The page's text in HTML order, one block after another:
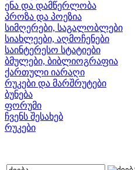
ენა და დამწერლობა
პროზა და პოეზია
სიმღერები, საგალობლები
სიახლეები, აღმოჩენები
საინტერესო სტატიები
ბმულები, ბიბლიოგრაფია
ქართული იარაღი
რუკები და მარშრუტები
ბუნება
ფორუმი
ჩვენს შესახებ
რუკები